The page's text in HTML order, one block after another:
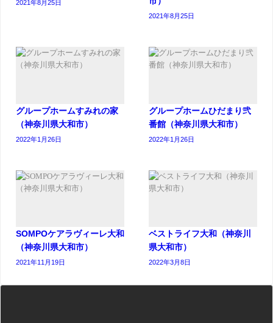
2021年8月25日
2021年8月25日
グループホームすみれの家
（神奈川県大和市）
2022年1月26日
グループホームひだまり弐
番館（神奈川県大和市）
2022年1月26日
SOMPOケアラヴィーレ大和
（神奈川県大和市）
2021年11月19日
ベストライフ大和（神奈川
県大和市）
2022年3月8日